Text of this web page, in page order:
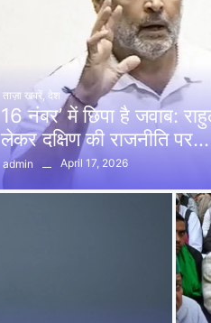
ताज़ा खबरें देश
16 नंबर’ में छिपा है जवाब:
लेकर दक्षिण की राजनीति पर…
admin April 17, 2026